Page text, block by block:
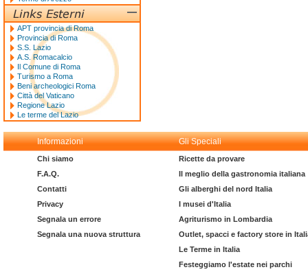
APT provincia di Roma
Provincia di Roma
S.S. Lazio
A.S. Romacalcio
Il Comune di Roma
Turismo a Roma
Beni archeologici Roma
Città del Vaticano
Regione Lazio
Le terme del Lazio
Informazioni Gli Speciali
Chi siamo
F.A.Q.
Contatti
Privacy
Segnala un errore
Segnala una nuova struttura
Ricette da provare
Il meglio della gastronomia italiana
Gli alberghi del nord Italia
I musei d'Italia
Agriturismo in Lombardia
Outlet, spacci e factory store in
Le Terme in Italia
Festeggiamo l'estate nei parchi